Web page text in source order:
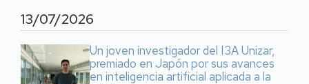
13/07/2026
Un joven investigador del I3A Unizar,
premiado en Japón por sus avances
en inteligencia artificial aplicada a la